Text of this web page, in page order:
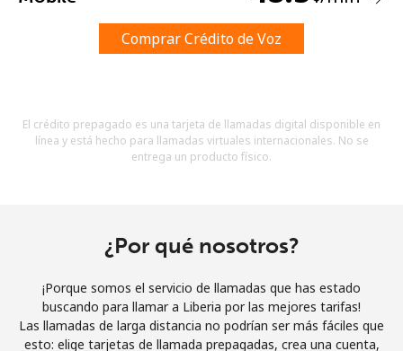
Un caracter especial
Al abrir una cuenta en este sitio web, estoy de acuerdo con
Términos y condiciones.
Únete
Comprar Crédito de Voz
El crédito prepagado es una tarjeta de llamadas digital disponible en
línea y está hecho para llamadas virtuales internacionales. No se
entrega un producto físico.
¿Por qué nosotros?
¡Porque somos el servicio de llamadas que has estado
buscando para llamar a Liberia por las mejores tarifas!
Las llamadas de larga distancia no podrían ser más fáciles que
esto: elige tarjetas de llamada prepagadas, crea una cuenta,